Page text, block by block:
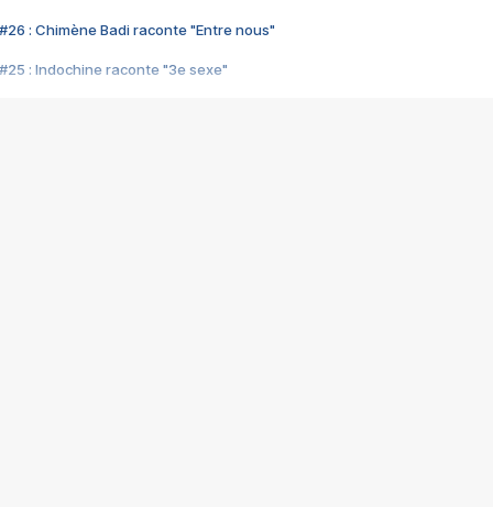
#26 : Chimène Badi raconte "Entre nous"
#25 : Indochine raconte "3e sexe"